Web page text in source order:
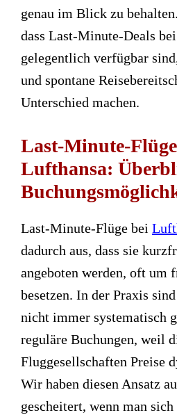
genau im Blick zu
dass Last-Minute-Deals
gelegentlich verfügbar
und spontane
Unterschied machen.
Last-Minute-
Lufthansa:
Last-Minute-Flüge bei
dadurch aus, dass sie
angeboten werden, oft um
besetzen. In der Praxis
nicht immer systematisch
reguläre Buchungen, weil
Fluggesellschaften Preise
Wir haben diesen Ansatz
gescheitert, wenn man